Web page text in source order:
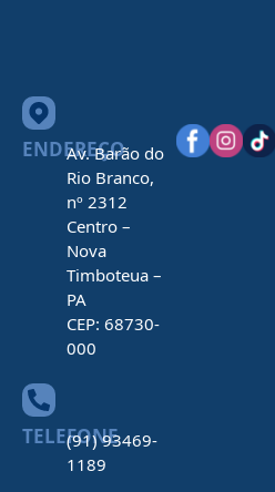
ENDEREÇO
Av. Barão do
Rio Branco,
nº 2312
Centro –
Nova
Timboteua –
PA
CEP: 68730-
000
TELEFONE
(91) 93469-
1189